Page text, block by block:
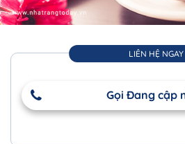
LIÊN HỆ NGAY
Gọi Đang cập